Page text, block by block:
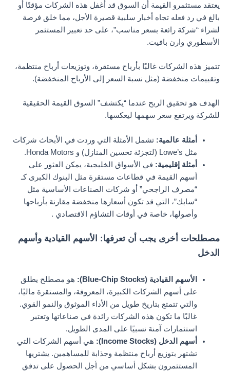
يعتقد مستثمرو القيمة أن السوق قد أغفل هذه الشركات مؤقتًا أو
بالغ في رد فعله تجاه أخبار سلبية قصيرة الأجل، مما خلق فرصة
لشراء “شركة رائعة بسعر مناسب”، على حد تعبير المستثمر
الأسطوري وارن بافيت.
تتميز هذه الشركات غالبًا بأرباح مستقرة، وتوزيعات أرباح منتظمة،
وتقييمات منخفضة (مثل نسبة السعر إلى الأرباح المنخفضة).
الهدف هو تحقيق الربح عندما “يكتشف” السوق القيمة الحقيقية
للشركة ويرتفع سعر سهمها ليعكسها.
أمثلة عالمية: تشمل الأمثلة التي وردت في الأبحاث شركات
مثل Lowe’s (لتجزئة تحسين المنازل) و Honda Motors.
أمثلة إقليمية: في الأسواق الخليجية، يمكن العثور على
أسهم القيمة في قطاعات مستقرة مثل البنوك الكبرى كـ
“مصرف الراجحي” أو شركات الصناعات الأساسية مثل
“سابك”، التي قد تكون أسعارها منخفضة مقارنة بأرباحها
وأصولها، خاصة في أوقات التشاؤم الاقتصادي .
مصطلحات أخرى يجب أن تعرفها: الأسهم القيادية وأسهم
الدخل
الأسهم القيادية (Blue-Chip Stocks):
هو مصطلح يطلق
على أسهم الشركات الكبيرة، المعروفة، والمستقرة ماليًا،
والتي تتمتع بتاريخ طويل من الأداء الموثوق والنمو القوي.
غالبًا ما تكون هذه الشركات رائدة في صناعاتها وتعتبر
استثمارات آمنة نسبيًا على المدى الطويل.
أسهم الدخل (Income Stocks):
هي أسهم الشركات التي
تشتهر بتوزيع أرباح منتظمة وجذابة للمساهمين. يشتريها
المستثمرون بشكل أساسي من أجل الحصول على تدفق